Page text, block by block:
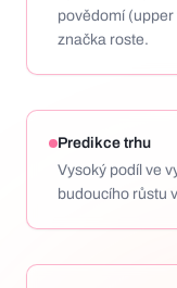
povědomí
značka roste.
Predikce trhu
Vysoký podíl ve
budoucího růstu